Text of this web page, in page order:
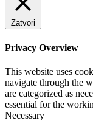
Zatvori
Privacy Overview
This website uses
navigate through the
are categorized as
essential for the
Necessary